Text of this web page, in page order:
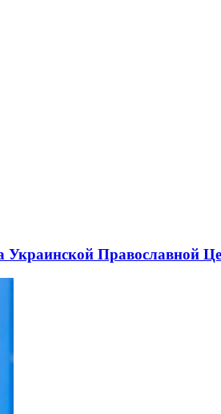
Православной